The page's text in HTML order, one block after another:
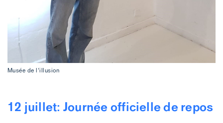
Musée de l'illusion
12 juillet: Journée officielle de repos